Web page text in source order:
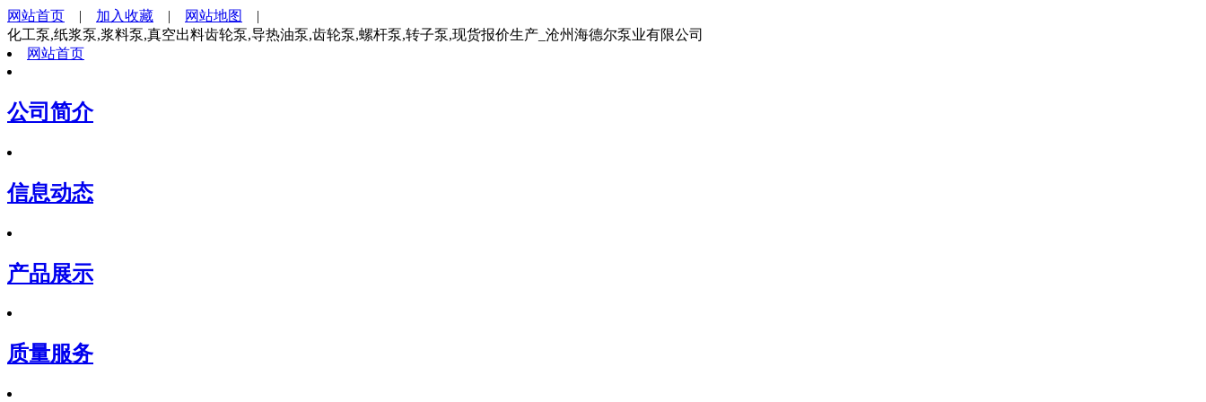
网站首页 | 加入收藏 | 网站地图
|
化工泵,纸浆泵,浆料泵,真空出料齿轮泵,导热油泵,齿轮泵,螺杆泵,转子泵,现货报价生产_沧州海德尔泵业有限公司
网站首页
公司简介
信息动态
产品展示
质量服务